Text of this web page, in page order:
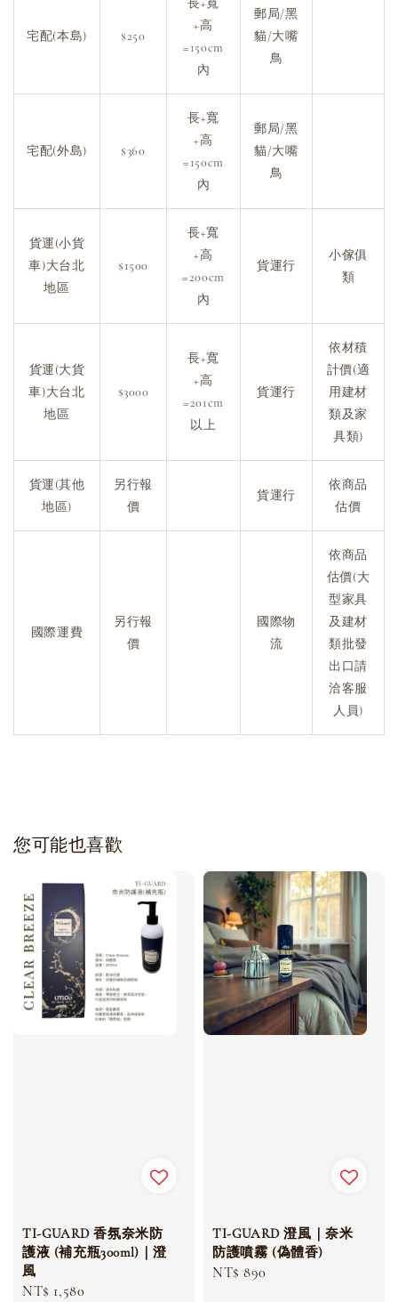
宅配(本島) $250
長+寬
+高
=150cm
內
郵局/黑
貓/大嘴
鳥
宅配(外島) $360
長+寬
+高
=150cm
內
郵局/黑
貓/大嘴
鳥
貨運(小貨
車)大台北
地區
$1500
長+寬
+高
=200cm
內
貨運行
小傢俱
類
貨運(大貨
車)大台北
地區
$3000
長+寬
+高
=201cm
以上
貨運行
依材積
計價(適
用建材
類及家
具類)
貨運(其他
地區)
另行報
價
貨運行
依商品
估價
國際運費
另行報
價
國際物
流
依商品
估價(大
型家具
及建材
類批發
出口請
洽客服
人員)
您可能也喜歡
TI-GUARD 香氛奈米防
護液 (補充瓶300ml)｜澄
風
Regular
NT$ 1,580
TI-GUARD 澄風｜奈米
防護噴霧 (偽體香)
Regular
NT$ 890